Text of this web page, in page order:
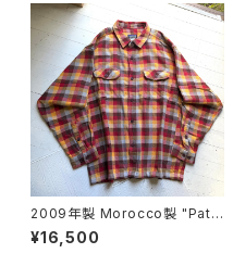
2009年製 Morocco製 "Pata
gonia" heavy flannel shirt
¥16,500